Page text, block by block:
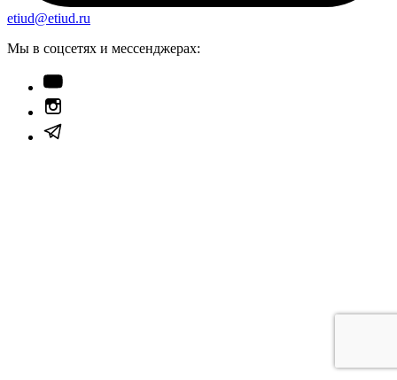
etiud@etiud.ru
Мы в соцсетях и мессенджерах: